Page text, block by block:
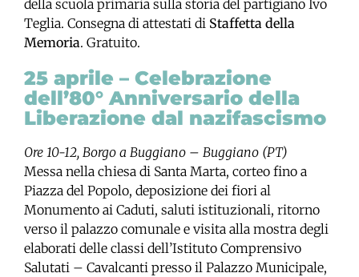
della scuola primaria sulla storia del partigiano Ivo
Teglia. Consegna di attestati di Staffetta della
Memoria. Gratuito.
25 aprile – Celebrazione
dell’80° Anniversario della
Liberazione dal nazifascismo
Ore 10-12, Borgo a Buggiano – Buggiano (PT)
Messa nella chiesa di Santa Marta, corteo fino a
Piazza del Popolo, deposizione dei fiori al
Monumento ai Caduti, saluti istituzionali, ritorno
verso il palazzo comunale e visita alla mostra degli
elaborati delle classi dell’Istituto Comprensivo
Salutati – Cavalcanti presso il Palazzo Municipale,